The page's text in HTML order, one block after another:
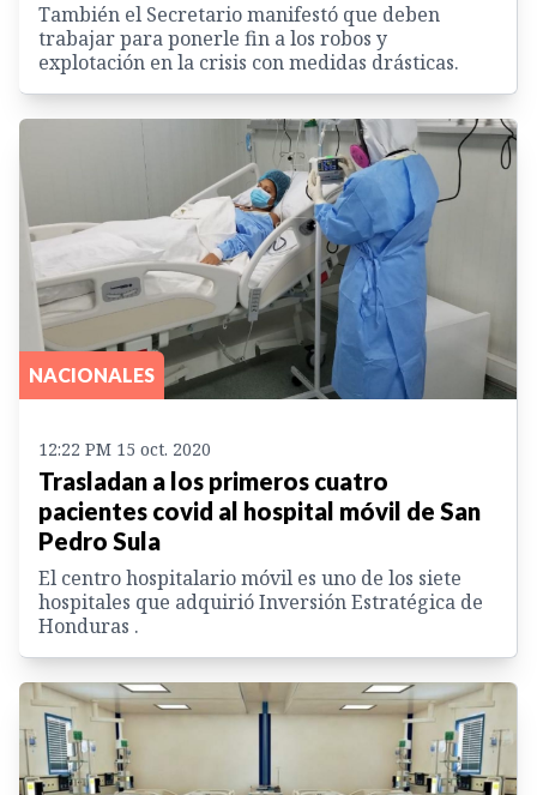
También el Secretario manifestó que deben
trabajar para ponerle fin a los robos y
explotación en la crisis con medidas drásticas.
NACIONALES
12:22 PM 15 oct. 2020
Trasladan a los primeros cuatro
pacientes covid al hospital móvil de San
Pedro Sula
El centro hospitalario móvil es uno de los siete
hospitales que adquirió Inversión Estratégica de
Honduras .